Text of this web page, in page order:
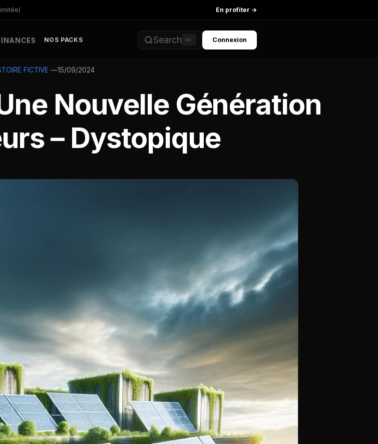
En profiter →
NOS PACKS Search ⌘K Connexion
FICTIVE —15/09/2024
Nouvelle Génération
– Dystopique